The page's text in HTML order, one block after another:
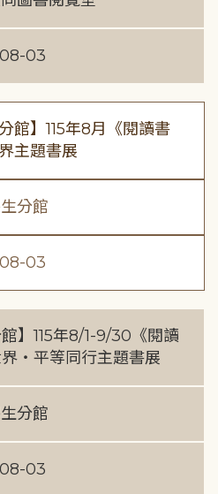
03
館】115年8月《閱讀書
主題書展
分館
03
館】115年8/1-9/30《閱讀
・平等同行主題書展
分館
03